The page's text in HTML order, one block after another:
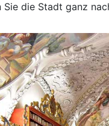
Sie die Stadt ganz